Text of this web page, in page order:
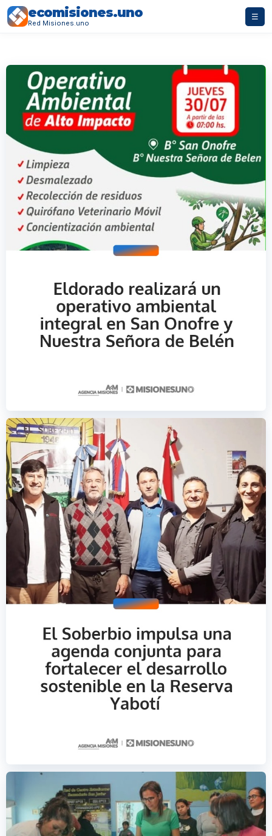
ecomisiones.uno
Red Misiones.uno
☰